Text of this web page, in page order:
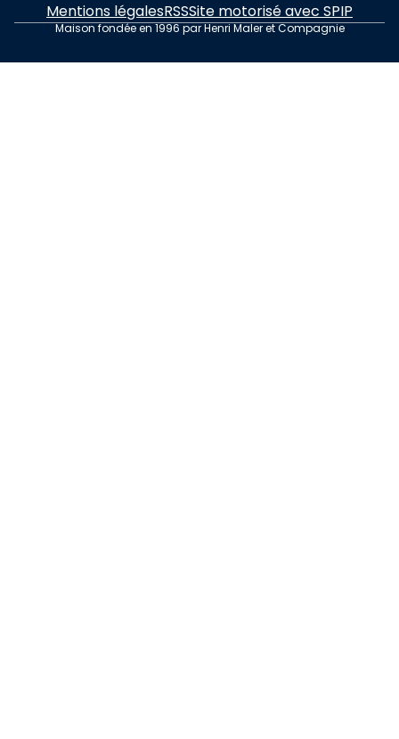
Mentions légalesRSSSite motorisé avec SPIP
Maison fondée en 1996 par Henri Maler et Compagnie